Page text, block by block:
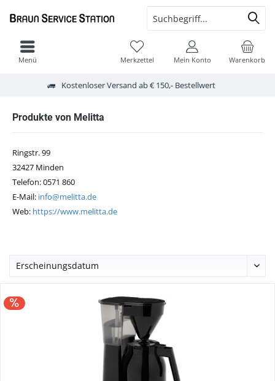
Kostenloser Versand ab € 150,- Bestellwert
Warenkorb
Merkzettel Mein Konto
Menü
Produkte von Melitta
Ringstr. 99
32427 Minden
Telefon: 0571 860
E-Mail: info@melitta.de
Web: https://www.melitta.de